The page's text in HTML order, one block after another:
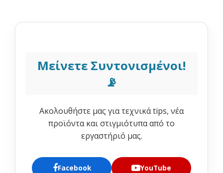
Μείνετε Συντονισμένοι!
📡
Ακολουθήστε μας για τεχνικά tips, νέα
προϊόντα και στιγμιότυπα από το
εργαστήριό μας.
Facebook YouTube